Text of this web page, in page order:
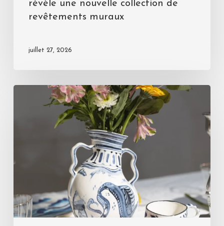
révèle une nouvelle collection de
revêtements muraux
juillet 27, 2026